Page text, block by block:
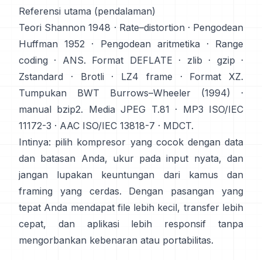
Referensi utama (pendalaman)
Teori Shannon 1948 · Rate–distortion · Pengodean
Huffman 1952
· Pengodean aritmetika ·
Range
coding · ANS. Format DEFLATE · zlib · gzip ·
Zstandard
· Brotli · LZ4 frame · Format XZ.
Tumpukan BWT
Burrows–Wheeler (1994)
·
manual bzip2. Media JPEG T.81 · MP3 ISO/IEC
11172-3 · AAC ISO/IEC 13818-7 · MDCT.
Intinya: pilih kompresor yang cocok dengan data
dan batasan Anda, ukur pada input nyata, dan
jangan lupakan keuntungan dari kamus dan
framing yang cerdas. Dengan pasangan yang
tepat Anda mendapat file lebih kecil, transfer lebih
cepat, dan aplikasi lebih responsif tanpa
mengorbankan kebenaran atau portabilitas.